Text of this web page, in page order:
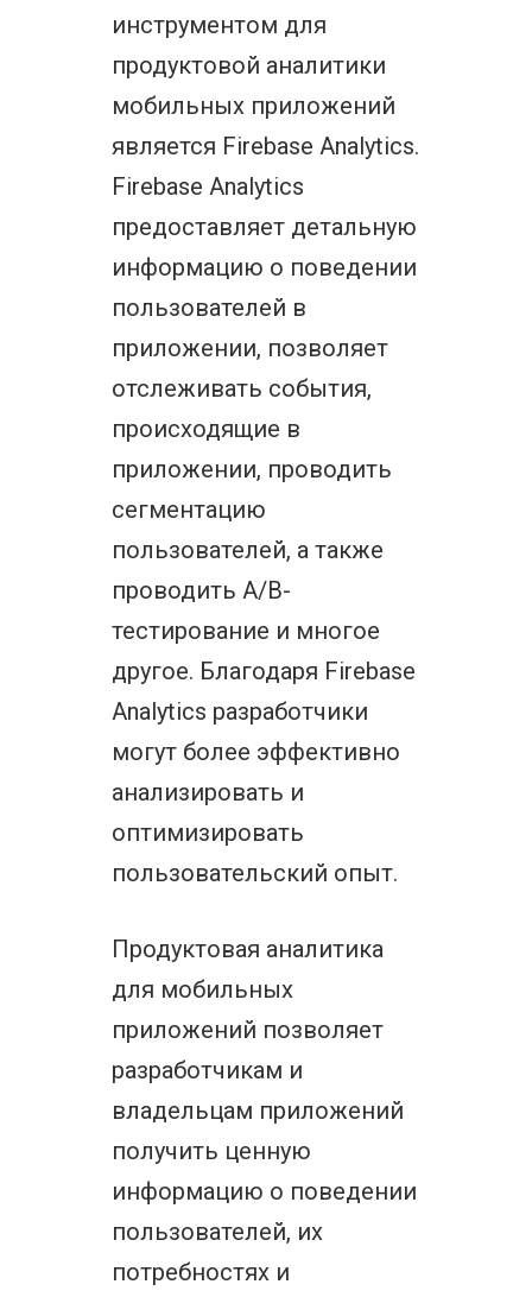
инструментом для
продуктовой аналитики
мобильных приложений
является Firebase Analytics.
Firebase Analytics
предоставляет детальную
информацию о поведении
пользователей в
приложении, позволяет
отслеживать события,
происходящие в
приложении, проводить
сегментацию
пользователей, а также
проводить A/B-
тестирование и многое
другое. Благодаря Firebase
Analytics разработчики
могут более эффективно
анализировать и
оптимизировать
пользовательский опыт.
Продуктовая аналитика
для мобильных
приложений позволяет
разработчикам и
владельцам приложений
получить ценную
информацию о поведении
пользователей, их
потребностях и